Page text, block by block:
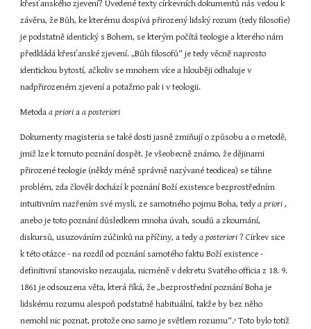
křesťanského zjevení? Uvedené texty církevních dokumentů nás vedou k
závěru, že Bůh, ke kterému dospívá přirozený lidský rozum (tedy filosofie)
je podstatně identický s Bohem, se kterým počítá teologie a kterého nám
předkládá křesťanské zjevení. „Bůh filosofů“ je tedy věcně naprosto
identickou bytostí, ačkoliv se mnohem více a hlouběji odhaluje v
nadpřirozeném zjevení a potažmo pak i v teologii.
Metoda a priori a a posteriori
Dokumenty magisteria se také dosti jasně zmiňují o způsobu a o metodě,
jmiž lze k tomuto poznání dospět. Je všeobecně známo, že dějinami
přirozené teologie (někdy méně správně nazývané teodicea) se táhne
problém, zda člověk dochází k poznání Boží existence bezprostředním
intuitivním nazřením své mysli, ze samotného pojmu Boha, tedy a priori ,
anebo je toto poznání důsledkem mnoha úvah, soudů a zkoumání,
diskursů, usuzováním zúčinků na příčiny, a tedy a posteriori ? Církev sice
k této otázce - na rozdíl od poznání samotého faktu Boží existence -
definitivní stanovisko nezaujala, nicméně v dekretu Svatého officia z 18. 9.
1861 je odsouzena věta, která říká, že „bezprostřední poznání Boha je
lidskému rozumu alespoň podstatně habituální, takže by bez něho
nemohl nic poznat, protože ono samo je světlem rozumu“.8 Toto bylo totiž